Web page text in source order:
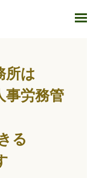
所は
事労務管
る